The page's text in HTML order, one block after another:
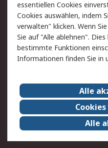
RS Verkaufs- und
Lieferbedingungen
Cookie-Richtlinie
Impressum
Karriere bei RS
Qualität/Zertifikate
Event-Center
essentiellen Cookies
Cookies auswählen, indem
verwalten" klicken. Wenn
Sie auf "Alle ablehnen".
bestimmte Funktionen
Informationen finden Sie in
Alle
Alle